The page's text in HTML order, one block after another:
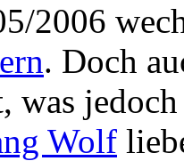
2006
. Doch
was
Wolf